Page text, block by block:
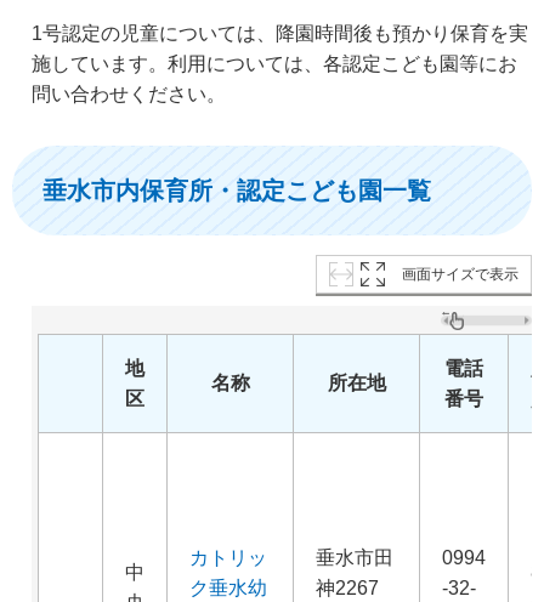
1号認定の児童については、降園時間後も預かり保育を実
施しています。利用については、各認定こども園等にお
問い合わせください。
垂水市内保育所・認定こども園一覧
画面サイズで表示
地
区
名称 所在地
電話
番号
中
カトリッ
ク垂水幼
垂水市田
神2267
0994
-32-
8